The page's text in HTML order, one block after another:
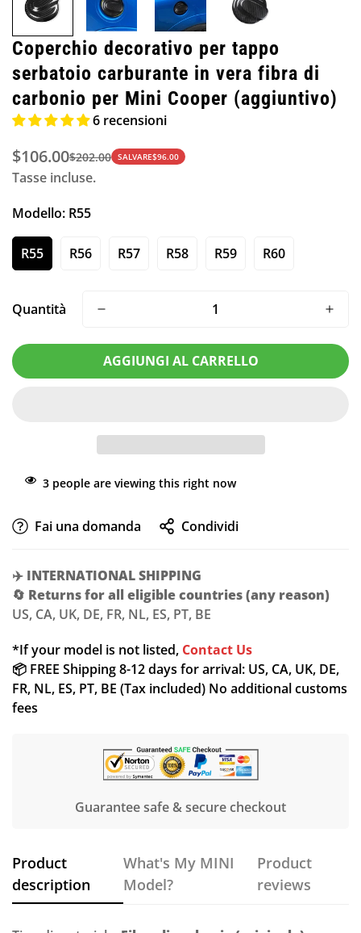
Coperchio decorativo per tappo
serbatoio carburante in vera fibra di
carbonio per Mini Cooper (aggiuntivo)
6 recensioni
Prezzo
di
$106.00
Prezzo
normale
$202.00 SALVARE$96.00
Tasse incluse.
Modello: R55
R55 R56 R57 R58 R59 R60
Quantità
AGGIUNGI AL CARRELLO
3 people are viewing this right now
Fai una domanda Condividi
✈️ INTERNATIONAL SHIPPING
🔄 Returns for all eligible countries (any reason)
US, CA, UK, DE, FR, NL, ES, PT, BE
*If your model is not listed, Contact Us
📦 FREE Shipping 8-12 days for arrival: US, CA, UK, DE,
FR, NL, ES, PT, BE (Tax included) No additional customs
fees
Guarantee safe & secure checkout
Product
description
What's My MINI
Model?
Product
reviews